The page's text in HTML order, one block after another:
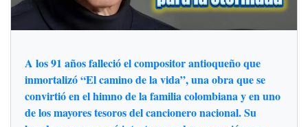
A los 91 años falleció el compositor antioqueño que
inmortalizó “El camino de la vida”, una obra que se
convirtió en el himno de la familia colombiana y en uno
de los mayores tesoros del cancionero nacional. Su